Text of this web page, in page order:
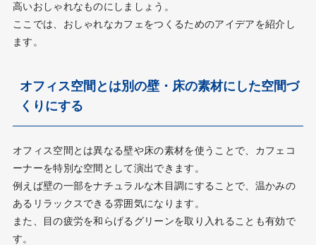
高いおしゃれなものにしましょう。
ここでは、おしゃれなカフェをつくるためのアイデアを紹介し
ます。
オフィス空間とは別の壁・床の素材にした空間づ
くりにする
オフィス空間とは異なる壁や床の素材を使うことで、カフェコ
ーナーを特別な空間として演出できます。
例えば壁の一部をナチュラルな木目調にすることで、温かみの
あるリラックスできる雰囲気になります。
また、目の疲労を和らげるグリーンを取り入れることも有効で
す。